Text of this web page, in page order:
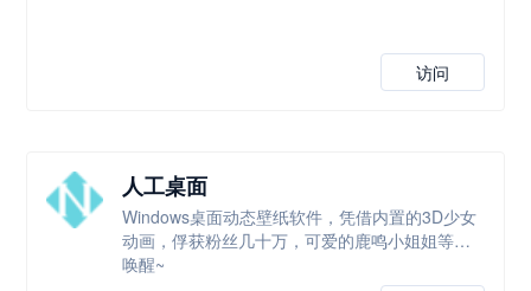
访问
人工桌面
Windows桌面动态壁纸软件，凭借内置的3D少女
动画，俘获粉丝几十万，可爱的鹿鸣小姐姐等你
唤醒~